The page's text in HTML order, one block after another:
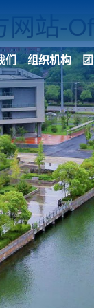
站-
们 组织机构